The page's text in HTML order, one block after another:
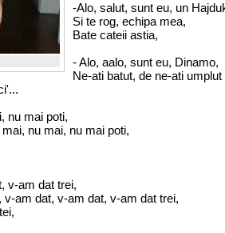
-Alo, salut, sunt eu, un
Si te rog, echipa mea,
Bate cateii astia,
- Alo, aalo, sunt eu, Dinamo,
Ne-ati batut, de ne-ati
nu mai poti,
nu mai, nu mai poti,
v-am dat trei,
v-am dat, v-am dat, v-am dat trei,